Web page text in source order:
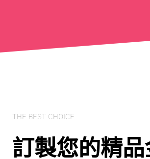
THE BEST CHOICE
訂製您的精